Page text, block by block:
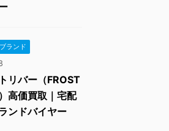
ランド
リバー（FROST
高価買取｜宅配
ンドバイヤー